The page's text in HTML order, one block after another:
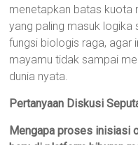
menetapkan batas kuota
yang paling masuk logika
fungsi biologis raga, agar
mayamu tidak sampai
dunia nyata.
Pertanyaan Diskusi
Mengapa proses inisiasi